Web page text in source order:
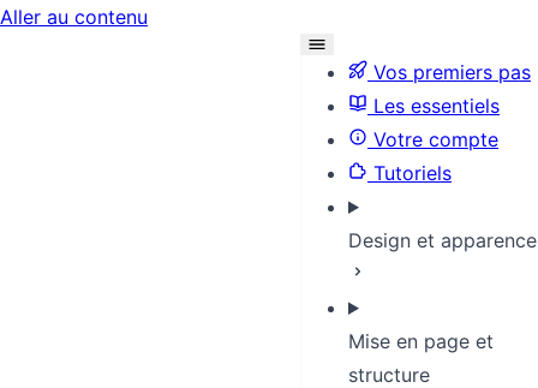
Aller au contenu
Vos premiers pas
Les essentiels
Votre compte
Tutoriels
Design et apparence
Mise en page et
structure